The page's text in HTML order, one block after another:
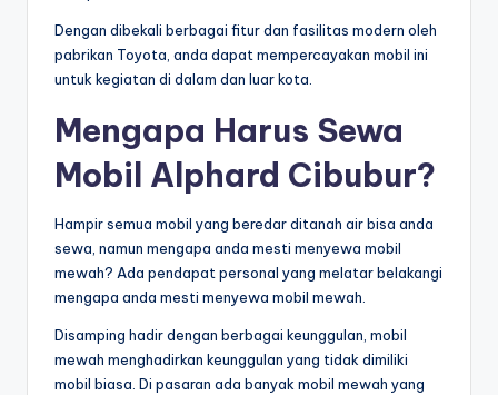
Dengan dibekali berbagai fitur dan fasilitas modern oleh
pabrikan Toyota, anda dapat mempercayakan mobil ini
untuk kegiatan di dalam dan luar kota.
Mengapa Harus Sewa
Mobil Alphard Cibubur?
Hampir semua mobil yang beredar ditanah air bisa anda
sewa, namun mengapa anda mesti menyewa mobil
mewah? Ada pendapat personal yang melatar belakangi
mengapa anda mesti menyewa mobil mewah.
Disamping hadir dengan berbagai keunggulan, mobil
mewah menghadirkan keunggulan yang tidak dimiliki
mobil biasa. Di pasaran ada banyak mobil mewah yang